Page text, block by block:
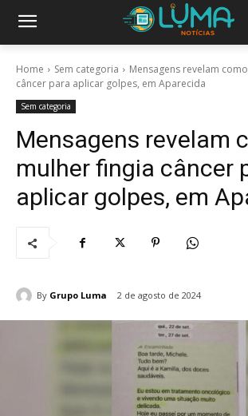
Home Sem categoria
Mensagens revelam
câncer para aplicar golpes, em Aparecida
Sem categoria
Mensagens revelam
mulher fingia câncer
aplicar golpes, em
By Grupo Luma 2 de agosto de 2024